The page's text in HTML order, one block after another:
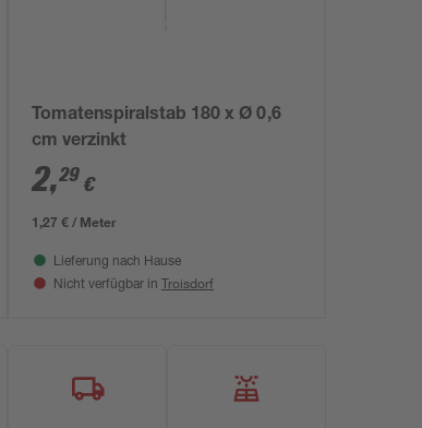
Tomatenspiralstab 180 x Ø 0,6
cm verzinkt
2,29 €
1,27 € / Meter
Lieferung nach Hause
Nicht verfügbar in Troisdorf